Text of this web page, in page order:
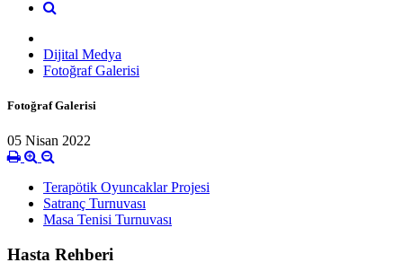
Dijital Medya
Fotoğraf Galerisi
Fotoğraf Galerisi
05 Nisan 2022
Terapötik Oyuncaklar Projesi
Satranç Turnuvası
Masa Tenisi Turnuvası
Hasta Rehberi